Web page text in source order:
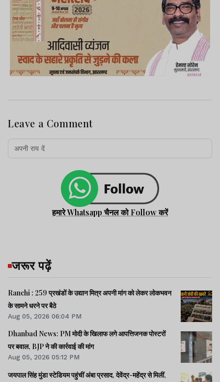
Leave a Comment
हमारे Whatsapp चैनल को Follow करें
जरूर पढ़ें
Ranchi : 259 प्रखंडों के उद्यान मित्र अपनी मांग को लेकर लोकभवन
के सामने धरने पर बैठे
Aug 05, 2026 06:04 PM
Dhanbad News: PM मोदी के खिलाफ लगे आपत्तिजनक पोस्टरों
पर बवाल, BJP ने की कार्रवाई की मांग
Aug 05, 2026 05:12 PM
जयपाल सिंह मुंडा स्टेडियम पहुंचीं अंबा प्रसाद, देवेंद्र-महेंद्र से मिलीं,